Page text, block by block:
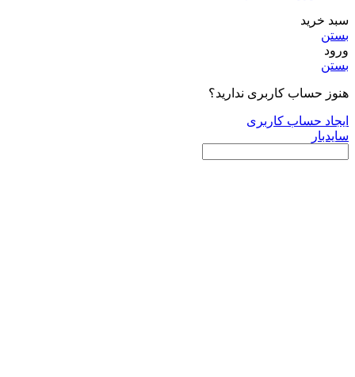
سبد خرید
بستن
ورود
بستن
هنوز حساب کاربری ندارید؟
ایجاد حساب کاربری
سایدبار